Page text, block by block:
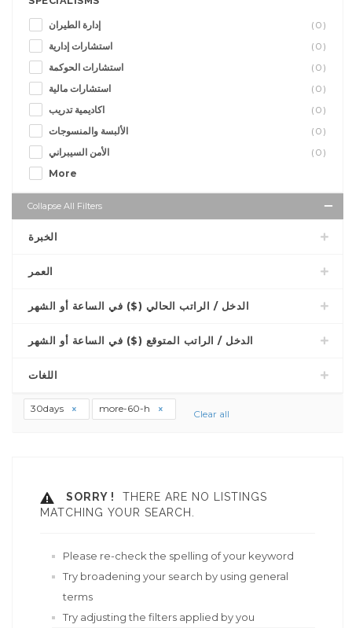
إدارة الطيران
(0)
استشارات إدارية
(0)
استشارات الحوكمة
(0)
استشارات مالية
(0)
اكاديمية تدريب
(0)
الألبسة والمنسوجات
(0)
الأمن السيبراني
(0)
More
Collapse All Filters
الخبرة
العمر
الدخل / الراتب الحالي ($) في الساعة أو الشهر
الدخل / الراتب المتوقع ($) في الساعة أو الشهر
اللغات
30days more-60-h Clear all
SORRY !
THERE ARE NO LISTINGS
MATCHING YOUR SEARCH.
Please re-check the spelling of your keyword
Try broadening your search by using general
terms
Try adjusting the filters applied by you